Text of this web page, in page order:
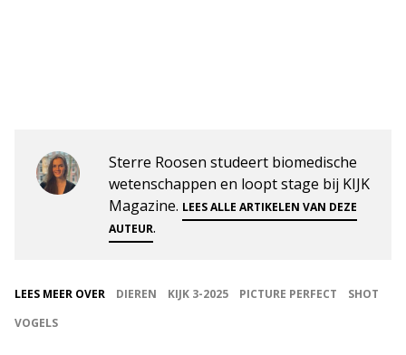
Sterre Roosen studeert biomedische
wetenschappen en loopt stage bij KIJK
Magazine. LEES ALLE ARTIKELEN VAN DEZE
AUTEUR.
LEES MEER OVER DIEREN KIJK 3-2025 PICTURE PERFECT
SHOT
VOGELS